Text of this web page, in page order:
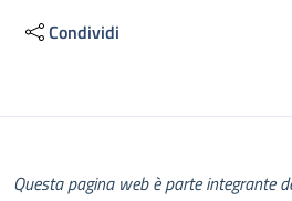
Condividi
Descrizione
Questa pagina web è parte integrante